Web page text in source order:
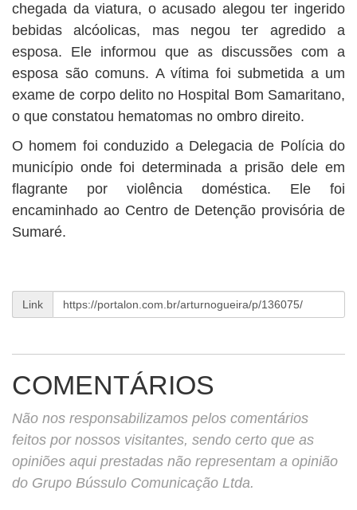
chegada da viatura, o acusado alegou ter ingerido
bebidas alcóolicas, mas negou ter agredido a
esposa. Ele informou que as discussões com a
esposa são comuns. A vítima foi submetida a um
exame de corpo delito no Hospital Bom Samaritano,
o que constatou hematomas no ombro direito.
O homem foi conduzido a Delegacia de Polícia do
município onde foi determinada a prisão dele em
flagrante por violência doméstica. Ele foi
encaminhado ao Centro de Detenção provisória de
Sumaré.
Link
COMENTÁRIOS
Não nos responsabilizamos pelos comentários
feitos por nossos visitantes, sendo certo que as
opiniões aqui prestadas não representam a opinião
do Grupo Bússulo Comunicação Ltda.